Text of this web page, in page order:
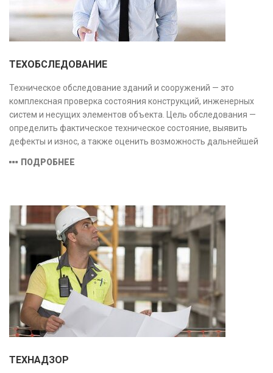
ТЕХОБСЛЕДОВАНИЕ
Техническое обследование зданий и сооружений — это
комплексная проверка состояния конструкций, инженерных
систем и несущих элементов объекта. Цель обследования —
определить фактическое техническое состояние, выявить
дефекты и износ, а также оценить возможность дальнейшей
ПОДРОБНЕЕ
ТЕХНАДЗОР